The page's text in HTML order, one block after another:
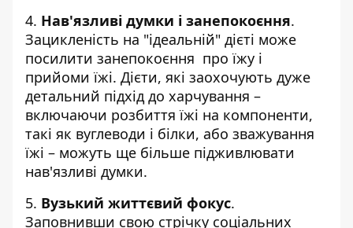
4. Нав'язливі думки і занепокоєння.
Зацикленість на "ідеальній" дієті може
посилити занепокоєння про їжу і
прийоми їжі. Дієти, які заохочують дуже
детальний підхід до харчування –
включаючи розбиття їжі на компоненти,
такі як вуглеводи і білки, або зважування
їжі – можуть ще більше підживлювати
нав'язливі думки.
5. Вузький життєвий фокус.
Заповнивши свою стрічку соціальних